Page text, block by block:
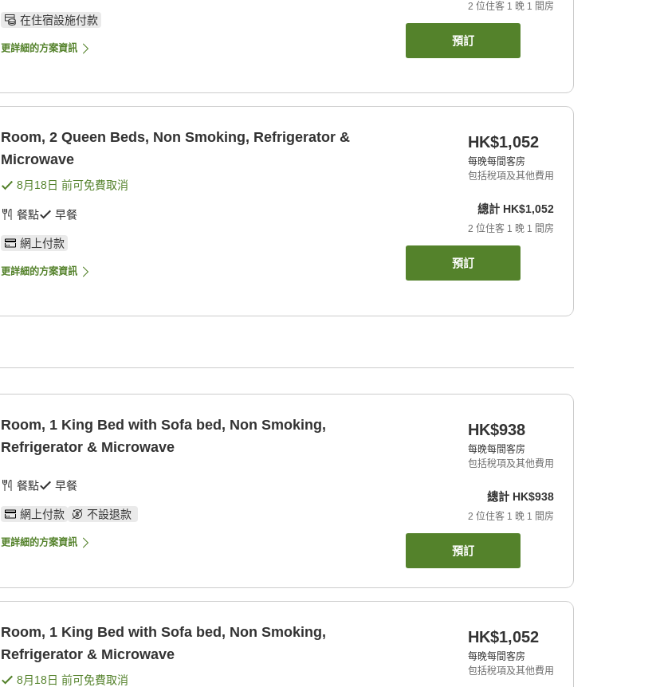
在住宿設施付款
更詳細的方案資訊
2 位住客 1 晚 1 間房
預訂
Room, 2 Queen Beds, Non Smoking, Refrigerator &
Microwave
8月18日 前可免費取消
餐點 早餐
網上付款
更詳細的方案資訊
HK$1,052
每晚每間客房
包括稅項及其他費用
總計 HK$1,052
2 位住客 1 晚 1 間房
預訂
Room, 1 King Bed with Sofa bed, Non Smoking,
Refrigerator & Microwave
餐點 早餐
網上付款 不設退款
更詳細的方案資訊
HK$938
每晚每間客房
包括稅項及其他費用
總計 HK$938
2 位住客 1 晚 1 間房
預訂
Room, 1 King Bed with Sofa bed, Non Smoking,
Refrigerator & Microwave
8月18日 前可免費取消
HK$1,052
每晚每間客房
包括稅項及其他費用